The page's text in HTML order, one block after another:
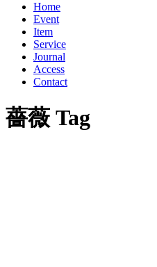
Home
Event
Item
Service
Journal
Access
Contact
薔薇 Tag